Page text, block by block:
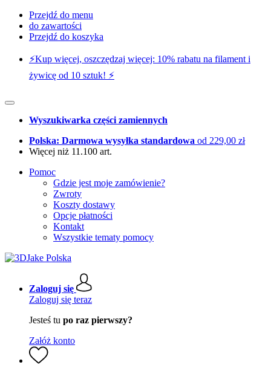
Przejdź do menu
do zawartości
Przejdź do koszyka
⚡️Kup więcej, oszczędzaj więcej: 10% rabatu na filament i
żywicę od 10 sztuk! ⚡️
Wyszukiwarka części zamiennych
Polska: Darmowa wysyłka standardowa od 229,00 zł
Więcej niż 11.100 art.
Pomoc
Gdzie jest moje zamówienie?
Zwroty
Koszty dostawy
Opcje płatności
Kontakt
Wszystkie tematy pomocy
Zaloguj się
Zaloguj się teraz
Jesteś tu po raz pierwszy?
Załóż konto